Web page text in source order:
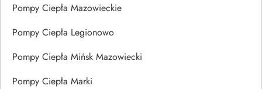
Pompy Ciepła Mazowieckie
Pompy Ciepła Legionowo
Pompy Ciepła Mińsk Mazowiecki
Pompy Ciepła Marki